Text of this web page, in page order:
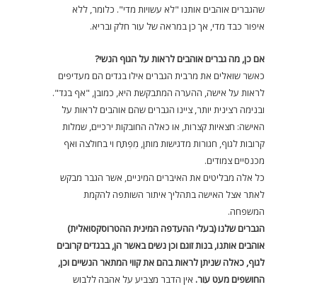
שהגברים אוהבים אותנו "לא עשויות מדי". כלומר, ללא
איפור כבד מדי, אך כן במראה של עור חלק ובריא.
אם כן, מה גברים אוהבים לראות על הגוף הנשי?
כאשר שואלים את מרבית הגברים אילו בגדים הם מעדיפים
לראות על אישה, ההערה המתבקשת היא, כמובן, "אף בגד".
ובנימה רצינית יותר, ציינו הגברים שהם אוהבים לראות על
האישה: חצאיות קצרות, או כאלה החובקות ירכיים, שמלות
קרובות לגוף, חגורות מדגישות מותן, מִפְתַּח וי בחולצה ואף
מכנסיים צמודים.
כל אלה מבליטים את האיברים המיניים, אשר הגבר מבקש
לאתר אצל האישה בתהליך איתור השותפה להקמת
המשפחה.
הגברים שלנו (בעלי ההעדפה המינית ההטרוסקסואלית)
אוהבים אותנו, בנות זוגם וכן נשים באשר הן, בבגדים קרובים
לגוף, כאלה שניתן לראות בהם את קווי המתאר הנשיים וכן,
החושפים מעט עור. אין הדבר מצביע על אהבה ללבוש